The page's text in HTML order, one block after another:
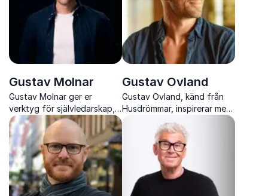
Gustav Molnar
Gustav Molnar ger er
verktyg för självledarskap,
innovation och hållbar
effektivitet i en föränderlig
värld
Gustav Ovland
Gustav Ovland, känd från
Husdrömmar, inspirerar med
en varm och kreativ resa där
mod, nyfikenhet och
skaparlust står i centrum.